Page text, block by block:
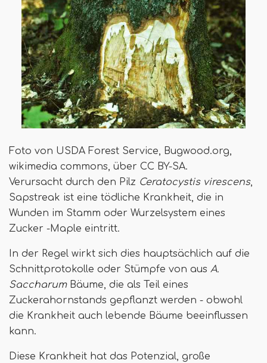
Foto von USDA Forest Service, Bugwood.org,
wikimedia commons, über CC BY-SA.
Verursacht durch den Pilz Ceratocystis virescens,
Sapstreak ist eine tödliche Krankheit, die in
Wunden im Stamm oder Wurzelsystem eines
Zucker -Maple eintritt.
In der Regel wirkt sich dies hauptsächlich auf die
Schnittprotokolle oder Stümpfe von aus A.
SaccharumBäume, die als Teil eines
Zuckerahornstands gepflanzt werden - obwohl
die Krankheit auch lebende Bäume beeinflussen
kann.
Diese Krankheit hat das Potenzial, große